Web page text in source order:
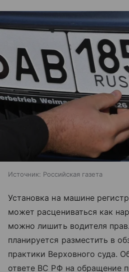
Источник: Российская газета
Установка на машине
может расцениваться как
можно лишить водителя
планируется разместить в
практики Верховного суда.
ответе ВС РФ на обращение